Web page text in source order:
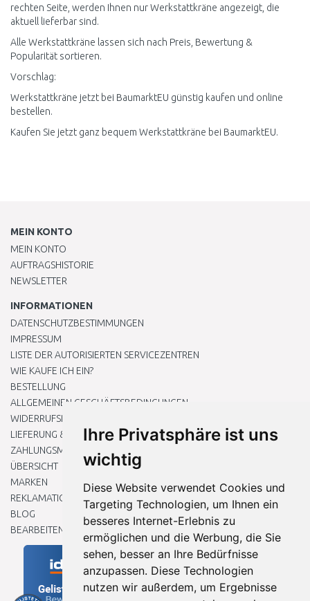
Ihre Privatsphäre ist uns
wichtig
Diese Website verwendet Cookies und
Targeting Technologien, um Ihnen ein
besseres Internet-Erlebnis zu
ermöglichen und die Werbung, die Sie
sehen, besser an Ihre Bedürfnisse
anzupassen. Diese Technologien
nutzen wir außerdem, um Ergebnisse
rechten Seite, werden Ihnen nur Werkstattkräne angezeigt, die
aktuell lieferbar sind.
Alle Werkstattkräne lassen sich nach Preis, Bewertung &
Popularität sortieren.
Vorschlag:
Werkstattkräne jetzt bei BaumarktEU günstig kaufen und online
bestellen.
Kaufen Sie jetzt ganz bequem Werkstattkräne bei BaumarktEU.
MEIN KONTO
MEIN KONTO
AUFTRAGSHISTORIE
NEWSLETTER
INFORMATIONEN
DATENSCHUTZBESTIMMUNGEN
IMPRESSUM
LISTE DER AUTORISIERTEN SERVICEZENTREN
WIE KAUFE ICH EIN?
BESTELLUNG
ALLGEMEINEN GESCHÄFTSBEDINGUNGEN
WIDERRUFSRECHT
LIEFERUNG & ZAHLUNG
ZAHLUNGSMETHODEN
ÜBERSICHT
MARKEN
REKLAMATIONEN UND RETOUREN
BLOG
BEARBEITEN SIE MEINE COOKIE-EINSTELLUNGEN